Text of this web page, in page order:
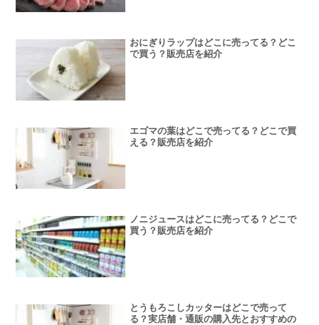
おにぎりラップはどこに売ってる？どこ
で買う？販売店を紹介
エゴマの葉はどこで売ってる？どこで買
える？販売店を紹介
ノニジュースはどこに売ってる？どこで
買う？販売店を紹介
とうもろこしカッターはどこで売って
る？実店舗・通販の購入先とおすすめの